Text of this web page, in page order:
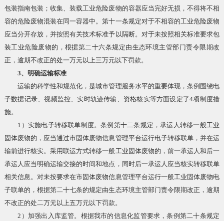
包装指南包装；收集、装载工业危险废物的容器应当完好无损，不得将不相
容的危险废物混装在同一容器中。第十一条规定对于不相容的工业危险废物
应当分开存放，并按照有关技术标准予以隔断。对于未按照相关标准要求包
装工业危险废物的，根据第二十六条规定由生态环境主管部门责令限期改
正，逾期不改正的处一万元以上三万元以下罚款。
3、明确运输标准
运输的科学性和规范化，是城市管理服务水平的重要体现，条例围绕电
子数据记录、视频监控、实时轨迹传输、资格核实等方面设定了4项制度措
施。
1）实施电子转移联单制度。条例第十二条规定，承运人转移一般工业
固体废物的，应当通过市固体废物信息管理平台运行电子转移联单，并在运
输前进行核实。采用联运方式转移一般工业固体废物的，前一承运人和后一
承运人应当明确运输交接的时间和地点，同时后一承运人应当核实转移联单
相关信息。对未按要求在市固体废物信息管理平台运行一般工业固体废物电
子联单的，根据第二十七条的规定由生态环境主管部门责令限期改正，逾期
不改正的处二万元以上五万元以下罚款。
2）加强出入库监管。根据我市的信息化监管要求，条例第二十条规定